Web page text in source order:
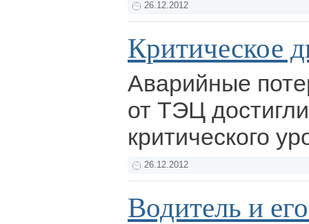
26.12.2012
Критическое
Аварийные
от ТЭЦ
критического
26.12.2012
Водитель и